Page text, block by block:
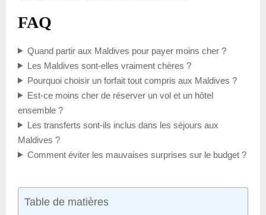
FAQ
Quand partir aux Maldives pour payer moins cher ?
Les Maldives sont-elles vraiment chères ?
Pourquoi choisir un forfait tout compris aux Maldives ?
Est-ce moins cher de réserver un vol et un hôtel
ensemble ?
Les transferts sont-ils inclus dans les séjours aux
Maldives ?
Comment éviter les mauvaises surprises sur le budget ?
Table de matières